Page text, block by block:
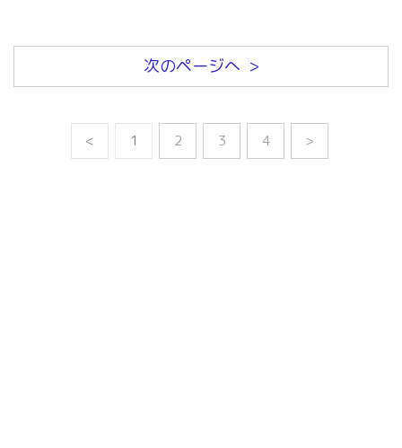
次のページへ >
< 1 2 3 4 >